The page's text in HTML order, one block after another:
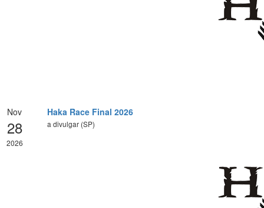
Nov
28
2026
Haka Race Final 2026
a divulgar (SP)